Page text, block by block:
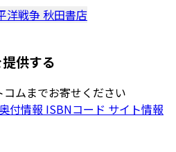
洋戦争 秋田書店
供する
ムまでお寄せください
奥付情報 ISBNコード サイト情報